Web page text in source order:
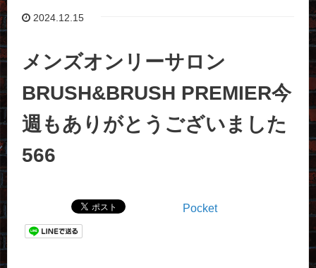
2024.12.15
メンズオンリーサロン
BRUSH&BRUSH PREMIER今
週もありがとうございました
566
Pocket